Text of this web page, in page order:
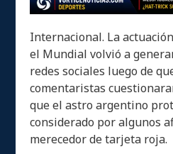
Internacional. La
el Mundial volvió a
redes sociales luego de
comentaristas
que el astro argentino
considerado por algunos
merecedor de tarjeta roja.